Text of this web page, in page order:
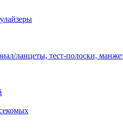
ланцеты, тест-полоски,